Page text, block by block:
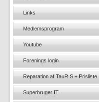
Links
Medlemsprogram
Youtube
Forenings login
Reparation af TauRIS + Prisliste
Superbruger IT